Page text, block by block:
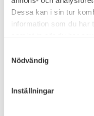
Dessa kan i sin tur
information som du har
Nödvändig
Inställningar